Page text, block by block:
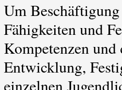
Um
Fähigkeiten und
Kompetenzen
Entwicklung,
einzelnen